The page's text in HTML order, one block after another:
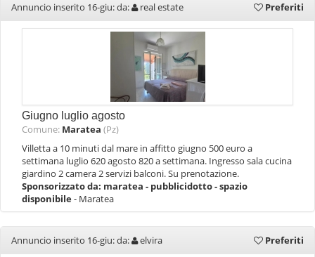
Annuncio inserito 16-giu: da: real estate Preferiti
Giugno luglio agosto
Comune: Maratea (Pz)
Villetta a 10 minuti dal mare in affitto giugno 500 euro a
settimana luglio 620 agosto 820 a settimana. Ingresso sala cucina
giardino 2 camera 2 servizi balconi. Su prenotazione.
Sponsorizzato da: maratea - pubblicidotto - spazio
disponibile- Maratea
Annuncio inserito 16-giu: da: elvira Preferiti